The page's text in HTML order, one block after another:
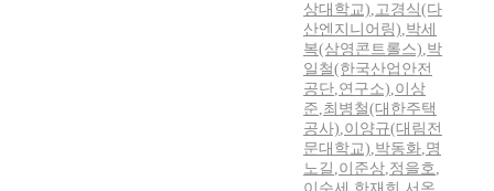
상대학교),고경식(다
산엔지니어링),박세
복(삼영콘트롤스),박
일철(한국산업안전
공단,연구소),이상
준,최병철(대한주택
공사),이양규(대림전
문대학교),박동화,명
노길 ,이준상,정을호,